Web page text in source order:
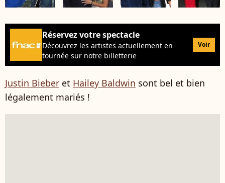
Réservez votre spectacle
Découvrez les artistes actuellement en
tournée sur notre billetterie
Voir
Justin Bieber et Hailey Baldwin sont bel et bien
légalement mariés !